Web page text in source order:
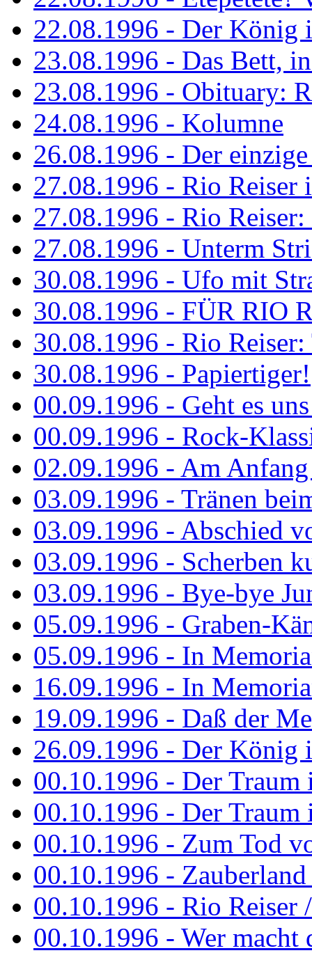
22.08.1996 - Der König
23.08.1996 - Das Bett,
23.08.1996 - Obituary:
24.08.1996 - Kolumne
26.08.1996 - Der
27.08.1996 - Rio Reiser
27.08.1996 - Rio
27.08.1996 - Unterm
30.08.1996 - Ufo mit
30.08.1996 - FÜR RIO
30.08.1996 - Rio
30.08.1996 - Papiertiger!
00.09.1996 - Geht es
00.09.1996 - Rock-
02.09.1996 - Am
03.09.1996 - Tränen
03.09.1996 - Abschied
03.09.1996 - Scherben
03.09.1996 - Bye-bye
05.09.1996 - Graben-
05.09.1996 - In
16.09.1996 - In
19.09.1996 - Daß der
26.09.1996 - Der König
00.10.1996 - Der Traum
00.10.1996 - Der Traum
00.10.1996 - Zum Tod
00.10.1996 -
00.10.1996 - Rio Reiser
00.10.1996 - Wer macht